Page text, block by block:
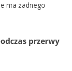
ma żadnego
przerwy